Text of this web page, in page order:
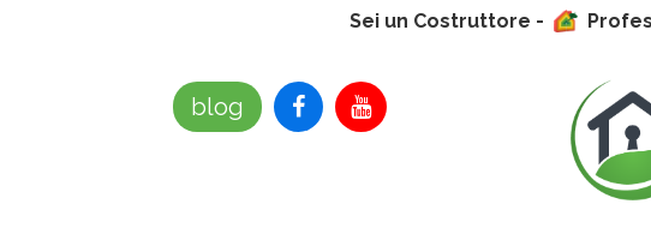
Sei un Costruttore -
blog